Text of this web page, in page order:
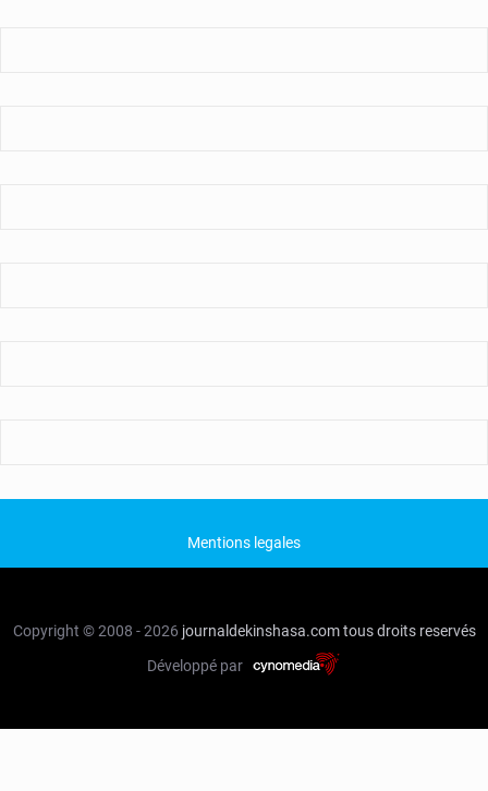
Mentions legales
Copyright © 2008 - 2026 journaldekinshasa.com tous droits reservés
Développé par